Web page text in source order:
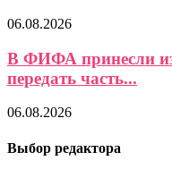
06.08.2026
В ФИФА принесли
передать часть...
06.08.2026
Выбор редактора